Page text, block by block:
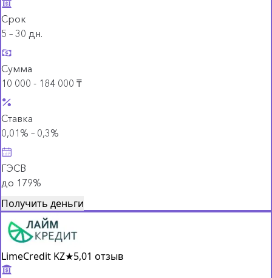
Срок
5 – 30 дн.
Сумма
10 000 - 184 000 ₸
Ставка
0,01% – 0,3%
ГЭСВ
до 179%
Получить деньги
LimeCredit KZ★5,01 отзыв